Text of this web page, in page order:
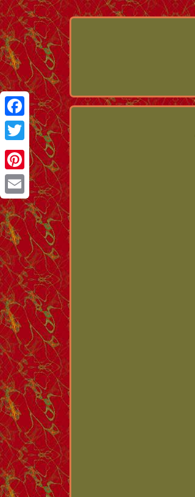
Facebook
Twitter
Pinterest
Email